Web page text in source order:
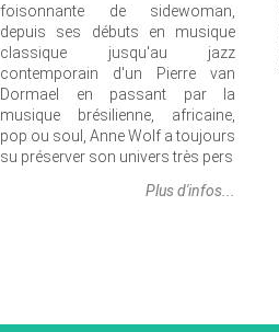
foisonnante de sidewoman,
depuis ses débuts en musique
classique jusqu'au jazz
contemporain d'un Pierre van
Dormael en passant par la
musique brésilienne, africaine,
pop ou soul, Anne Wolf a toujours
su préserver son univers très pers
Plus d'infos...